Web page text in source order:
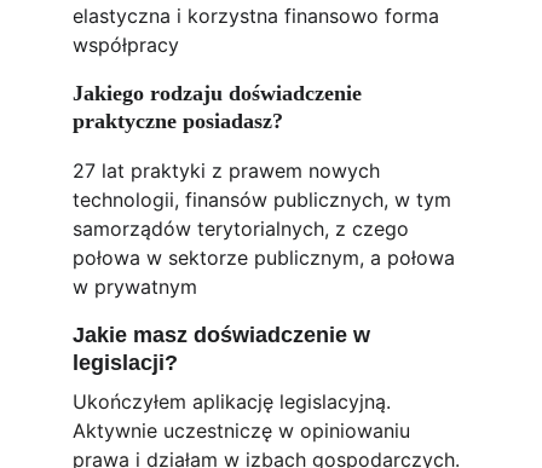
Jakiego rodzaju doświadczenie
praktyczne posiadasz?
27 lat praktyki z prawem nowych
technologii, finansów publicznych, w tym
samorządów terytorialnych, z czego
połowa w sektorze publicznym, a połowa
w prywatnym
Jakie masz doświadczenie w
legislacji?
Ukończyłem aplikację legislacyjną.
Aktywnie uczestniczę w opiniowaniu
prawa i działam w izbach gospodarczych.
elastyczna i korzystna finansowo forma
współpracy